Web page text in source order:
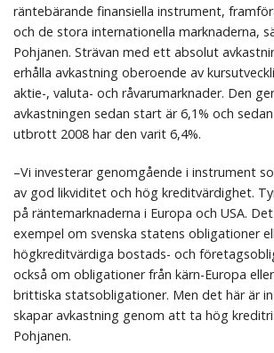
räntebärande finansiella instrument,
och de stora internationella marknaderna,
Pohjanen. Strävan med ett absolut
erhålla avkastning oberoende av
aktie-, valuta- och råvarumarknader. Den
avkastningen sedan start är 6,1% och
utbrott 2008 har den varit 6,4%.
–Vi investerar genomgående i instrument
av god likviditet och hög kreditvärdighet.
på räntemarknaderna i Europa och USA.
exempel om svenska statens obligationer
högkreditvärdiga bostads- och
också om obligationer från kärn-Europa
brittiska statsobligationer. Men det här är
skapar avkastning genom att ta hög
Pohjanen.